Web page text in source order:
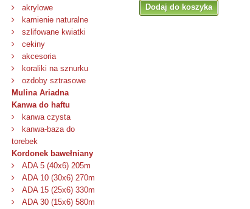
akrylowe
kamienie naturalne
szlifowane kwiatki
cekiny
akcesoria
koraliki na sznurku
ozdoby sztrasowe
Mulina Ariadna
Kanwa do haftu
kanwa czysta
kanwa-baza do
torebek
Kordonek bawełniany
ADA 5 (40x6) 205m
ADA 10 (30x6) 270m
ADA 15 (25x6) 330m
ADA 30 (15x6) 580m
Dodaj do koszyka